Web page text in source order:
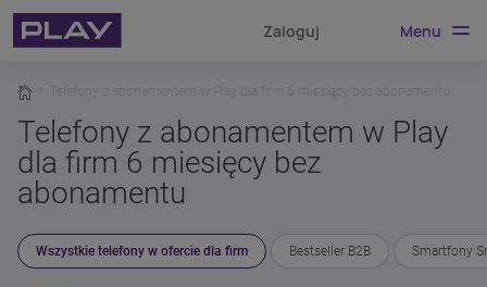
Zaloguj Menu
Telefony z abonamentem w Play
dla firm 6 miesięcy bez
abonamentu
Wszystkie telefony w ofercie dla firm Bestseller B2B Smartfony